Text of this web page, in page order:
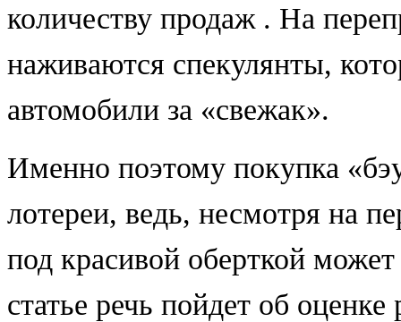
количеству продаж . На
наживаются спекулянты,
автомобили за «свежак».
Именно поэтому покупка
лотереи, ведь, несмотря на
под красивой оберткой
статье речь пойдет об